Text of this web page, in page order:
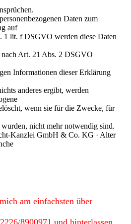
Daten zum
auf
1 lit. f DSGVO werden diese Daten
nach Art. 21 Abs. 2 DSGVO
Informationen dieser Erklärung
anderes ergibt, werden
wenn sie für die Zwecke, für
wurden, nicht mehr notwendig sind.
Kanzlei GmbH & Co. KG · Alter
am einfachsten über
8900971 und hinterlassen